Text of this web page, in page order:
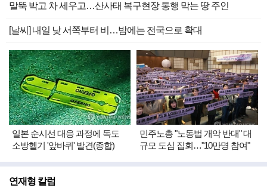
말뚝 박고 차 세우고…산사태 복구현장 통행 막는 땅 주인
[날씨] 내일 낮 서쪽부터 비…밤에는 전국으로 확대
일본 순시선 대응 과정에 독도
소방헬기 '앞바퀴' 발견(종합)
민주노총 "노동법 개악 반대" 대
규모 도심 집회…"10만명 참여"
연재형 칼럼